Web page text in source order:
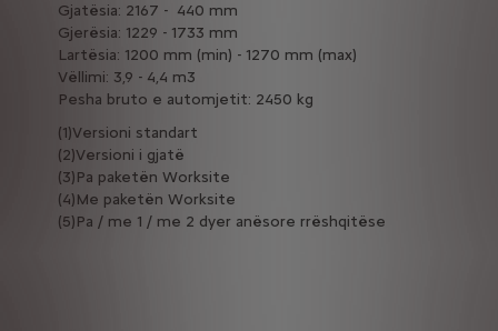
Gjatësia: 2167 - 440 mm
Gjerësia: 1229 - 1733 mm
Lartësia: 1200 mm (min) - 1270 mm (max)
Vëllimi: 3,9 - 4,4 m3
Pesha bruto e automjetit: 2450 kg
(1)Versioni standart
(2)Versioni i gjatë
(3)Pa paketën Worksite
(4)Me paketën Worksite
(5)Pa / me 1 / me 2 dyer anësore rrëshqitëse